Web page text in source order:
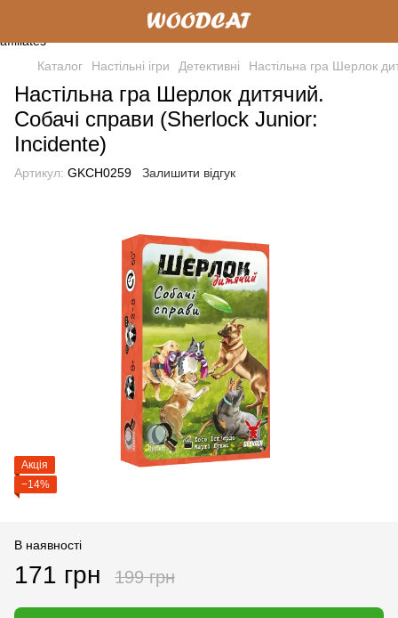
Каталог Настільні ігри Детективні Настільна гра Шерлок
Настільна гра Шерлок дитячий.
Собачі справи (Sherlock Junior:
Incidente)
Артикул: GKCH0259 Залишити відгук
Акція
−14%
В наявності
171 грн 199 грн